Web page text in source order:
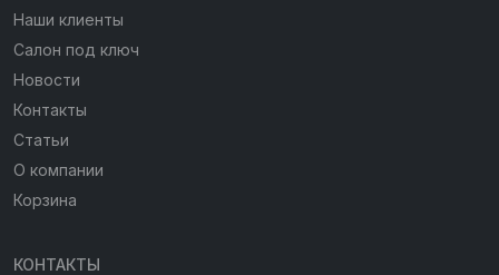
Наши клиенты
Салон под ключ
Новости
Контакты
Статьи
О компании
Корзина
КОНТАКТЫ